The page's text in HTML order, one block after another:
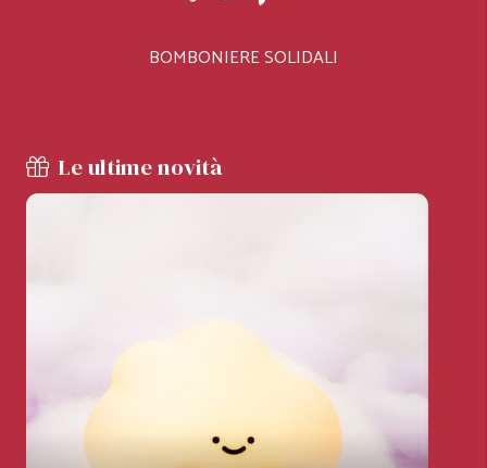
BOMBONIERE SOLIDALI
Le ultime novità